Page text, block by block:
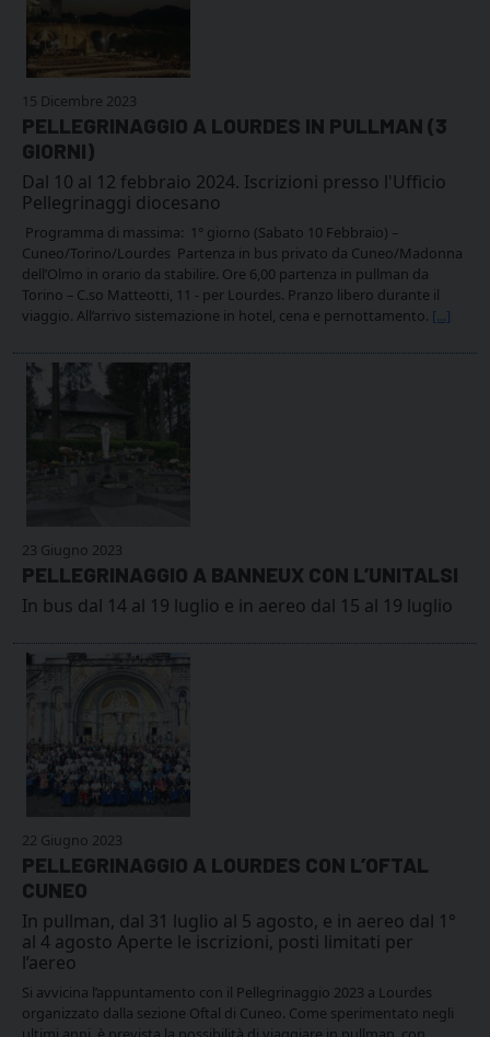
15 Dicembre 2023
PELLEGRINAGGIO A LOURDES IN PULLMAN (3
GIORNI)
Dal 10 al 12 febbraio 2024. Iscrizioni presso l'Ufficio
Pellegrinaggi diocesano
Programma di massima: 1° giorno (Sabato 10 Febbraio) –
Cuneo/Torino/Lourdes Partenza in bus privato da Cuneo/Madonna
dell’Olmo in orario da stabilire. Ore 6,00 partenza in pullman da
Torino – C.so Matteotti, 11 - per Lourdes. Pranzo libero durante il
viaggio. All’arrivo sistemazione in hotel, cena e pernottamento. [...]
23 Giugno 2023
PELLEGRINAGGIO A BANNEUX CON L’UNITALSI
In bus dal 14 al 19 luglio e in aereo dal 15 al 19 luglio
22 Giugno 2023
PELLEGRINAGGIO A LOURDES CON L’OFTAL
CUNEO
In pullman, dal 31 luglio al 5 agosto, e in aereo dal 1°
al 4 agosto Aperte le iscrizioni, posti limitati per
l’aereo
Si avvicina l’appuntamento con il Pellegrinaggio 2023 a Lourdes
organizzato dalla sezione Oftal di Cuneo. Come sperimentato negli